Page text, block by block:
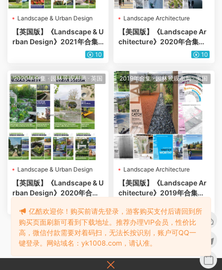
Landscape & Urban Design
【英国版】《Landscape & U
rban Design》2021年合集
城市景观绿化花园自然环境公
10
Landscape Architecture
【美国版】《Landscape Ar
chitecture》2020年合集美
国城市规划建筑景观规划园林
本）
10
2020年合集 · 园林景观布局 · 英国
Landscape & Urban Design
【英国版】《Landscape & U
rban Design》2020年合集
共空间绿地设计pdf杂志（年
订阅）
2019年合集·园林景观布局·美国
Landscape Architecture
【美国版】《Landscape Ar
chitecture》2019年合集美
公园绿植设计pdf杂志（12
本）
1 2 下一页
亿酷欢迎你！购买前请先登录，游客购买支付后请回到所
购买页面刷新可看到下载地址。推荐办理VIP会员，性价比
高，微信付款需要对着码扫，无法长按识别，账户可QQ一
键登录。网站域名：yk1008.com，请认准。